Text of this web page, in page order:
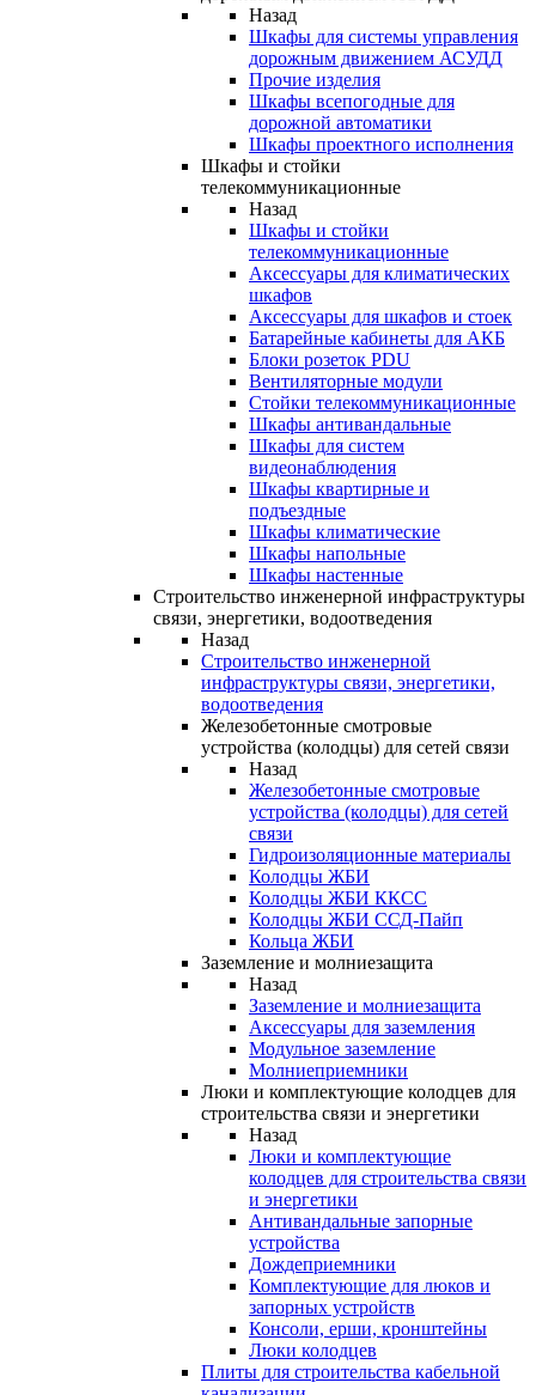
Назад
Шкафы для системы управления
дорожным движением АСУДД
Прочие изделия
Шкафы всепогодные для
дорожной автоматики
Шкафы проектного исполнения
Шкафы и стойки
телекоммуникационные
Назад
Шкафы и стойки
телекоммуникационные
Аксессуары для климатических
шкафов
Аксессуары для шкафов и стоек
Батарейные кабинеты для АКБ
Блоки розеток PDU
Вентиляторные модули
Стойки телекоммуникационные
Шкафы антивандальные
Шкафы для систем
видеонаблюдения
Шкафы квартирные и
подъездные
Шкафы климатические
Шкафы напольные
Шкафы настенные
Строительство инженерной инфраструктуры
связи, энергетики, водоотведения
Назад
Строительство инженерной
инфраструктуры связи, энергетики,
водоотведения
Железобетонные смотровые
устройства (колодцы) для сетей связи
Назад
Железобетонные смотровые
устройства (колодцы) для сетей
связи
Гидроизоляционные материалы
Колодцы ЖБИ
Колодцы ЖБИ ККСС
Колодцы ЖБИ ССД-Пайп
Кольца ЖБИ
Заземление и молниезащита
Назад
Заземление и молниезащита
Аксессуары для заземления
Модульное заземление
Молниеприемники
Люки и комплектующие колодцев для
строительства связи и энергетики
Назад
Люки и комплектующие
колодцев для строительства связи
и энергетики
Антивандальные запорные
устройства
Дождеприемники
Комплектующие для люков и
запорных устройств
Консоли, ерши, кронштейны
Люки колодцев
Плиты для строительства кабельной